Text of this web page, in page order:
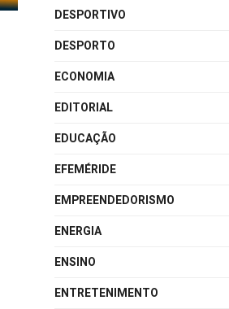
DESPORTIVO
DESPORTO
ECONOMIA
EDITORIAL
EDUCAÇÃO
EFEMÉRIDE
EMPREENDEDORISMO
ENERGIA
ENSINO
ENTRETENIMENTO